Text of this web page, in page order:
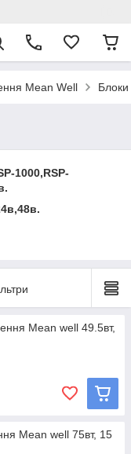
Mean Well
1000,RSP-
Mean well 49.5вт,
Mean well 75вт, 15